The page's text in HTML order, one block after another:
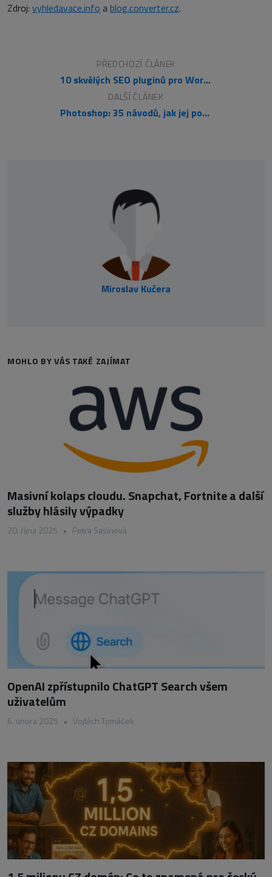
Zdroj: vyhledavace.info ablog.converter.cz.
PŘEDCHOZÍ ČLÁNEK
10 skvělých SEO pluginů pro WordPress
DALŠÍ ČLÁNEK
Photoshop: 35 návodů, jak jej použít pro návrh designu webu
Miroslav Kučera
MOHLO BY VÁS TAKÉ ZAJÍMAT
Masivní kolaps cloudu. Snapchat, Fortnite a další
služby hlásily výpadky
20. října 2025 • Petra Sasínová
OpenAI zpřístupnilo ChatGPT Search všem
uživatelům
6. února 2025 • Vojtěch Tomášek